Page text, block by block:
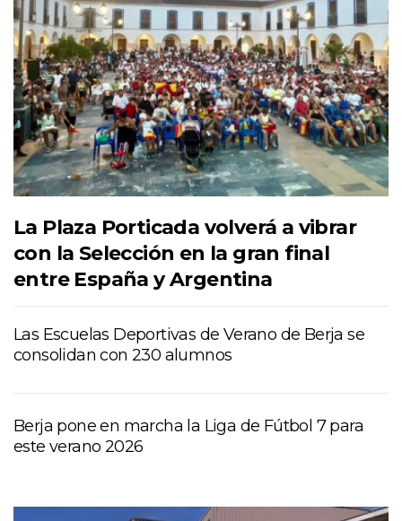
La Plaza Porticada volverá a vibrar
con la Selección en la gran final
entre España y Argentina
Las Escuelas Deportivas de Verano de Berja se
consolidan con 230 alumnos
Berja pone en marcha la Liga de Fútbol 7 para
este verano 2026